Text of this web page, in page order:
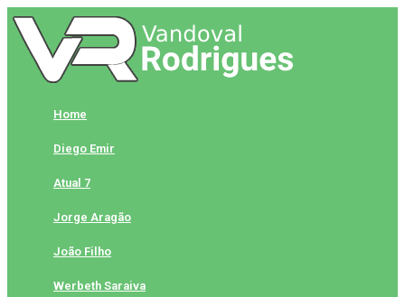
Skip
to
content
Home
Diego Emir
Atual 7
Jorge Aragão
João Filho
Werbeth Saraiva